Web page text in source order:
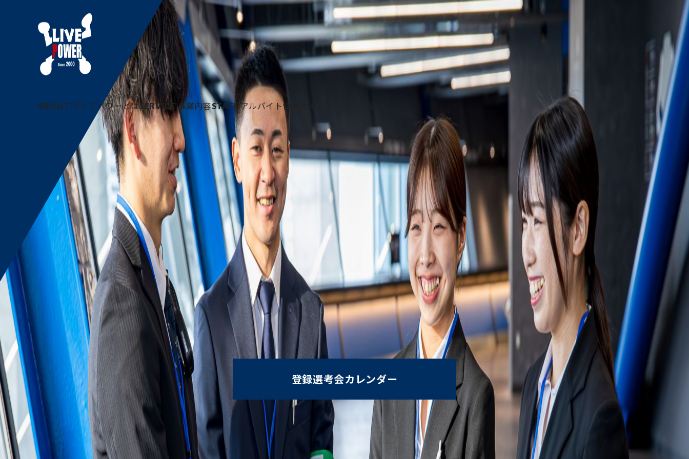
ABOUT ライブパワーとはSERVICE 事業内容STAFF アルバイト情報
SCHEDULE 登録選考会日程 会場アクセス
登録選考会カレンダー
MEGURO 目黒IKEBUKURO 池袋 YOKOHAMA 横浜 CHIBA 千葉 その他近郊